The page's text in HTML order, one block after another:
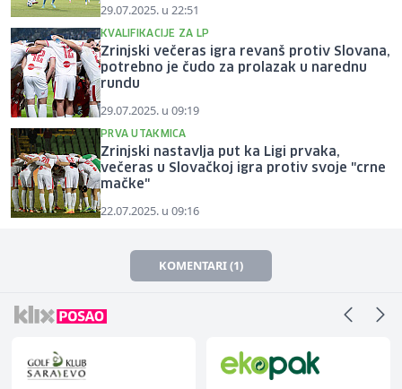
29.07.2025. u 22:51
KVALIFIKACIJE ZA LP
Zrinjski večeras igra revanš protiv Slovana,
potrebno je čudo za prolazak u narednu
rundu
29.07.2025. u 09:19
PRVA UTAKMICA
Zrinjski nastavlja put ka Ligi prvaka,
večeras u Slovačkoj igra protiv svoje "crne
mačke"
22.07.2025. u 09:16
KOMENTARI (1)